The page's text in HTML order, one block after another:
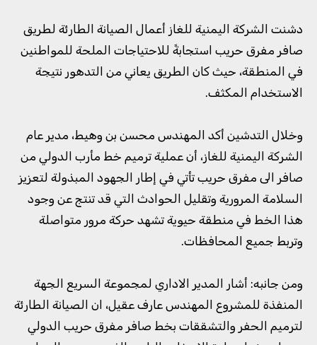
دشنت الشركة اليمنية للغاز أعمال الصيانة الطارئة لطريق
صافر مفرق حريب استجابةً للاحتياجات الملحة للمواطنين
في المنطقة، حيث كان الطريق يعاني من التدهور نتيجة
الاستخدام المكثف.
وخلال التدشين أكد المهندس محسن بن وهيط، مدير عام
الشركة اليمنية للغاز، أن عملية ترميم خط مأرب الدولي من
صافر الى مفرق حريب تأتي في إطار الجهود المبذولة لتعزيز
السلامة المرورية وتقليل الحوادث التي قد تنتج عن وجود
هذا الخط في منطقة حيوية تشهد حركة مرور متواصلة
وتربط جميع المحافظات.
ومن جانبه: أشار المدير الاداري لمجموعة السريع الجهة
المنفذة للمشروع المهندس عارف عقيل، ان الصيانة الطارئة
لترميم الحفر والتشققات بخط صافر مفرق حريب الدولي